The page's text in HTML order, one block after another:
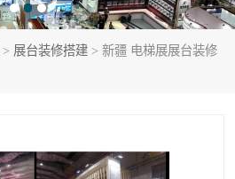
> 展台装修搭建 > 新疆 电梯展展台装修
展会搭建
展会服务